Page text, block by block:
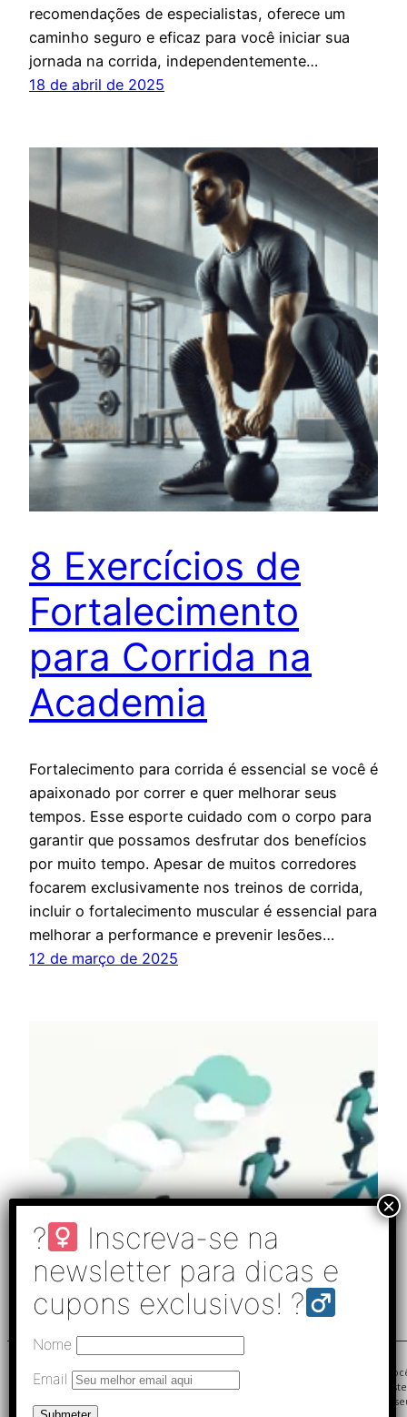
Nosso site usa cookies. Ao usar nosso site e concordar com esta política, você
concorda com o uso de cookies de acordo com os termos desta política. Se
não consentir com o uso desses cookies, desative-os seguindo as instruções deste
Aviso de Cookies para que os cookies deste site não possam ser colocados em
recomendações de especialistas, oferece um
caminho seguro e eficaz para você iniciar sua
jornada na corrida, independentemente…
18 de abril de 2025
8 Exercícios de
Fortalecimento
para Corrida na
Academia
Fortalecimento para corrida é essencial se você é
apaixonado por correr e quer melhorar seus
tempos. Esse esporte cuidado com o corpo para
garantir que possamos desfrutar dos benefícios
por muito tempo. Apesar de muitos corredores
focarem exclusivamente nos treinos de corrida,
incluir o fortalecimento muscular é essencial para
melhorar a performance e prevenir lesões…
12 de março de 2025
Nome
Email